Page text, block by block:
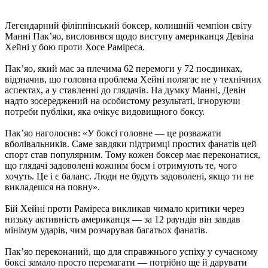
Легендарний філіппінський боксер, колишній чемпіон світу
Манні Пак’яо, висловився щодо виступу американця Девіна
Хейні у бою проти Хосе Раміреса.
Пак’яо, який має за плечима 62 перемоги у 72 поєдинках,
відзначив, що головна проблема Хейні полягає не у технічних
аспектах, а у ставленні до глядачів. На думку Манні, Девін
надто зосереджений на особистому результаті, ігноруючи
потреби публіки, яка очікує видовищного боксу.
Пак’яо наголосив: «У боксі головне — це розважати
вболівальників. Саме завдяки підтримці простих фанатів цей
спорт став популярним. Тому кожен боксер має переконатися,
що глядачі задоволені кожним боєм і отримують те, чого
хочуть. Це і є баланс. Люди не будуть задоволені, якщо ти не
викладешся на повну».
Бій Хейні проти Раміреса викликав чимало критики через
низьку активність американця — за 12 раундів він завдав
мінімум ударів, чим розчарував багатьох фанатів.
Пак’яо переконаний, що для справжнього успіху у сучасному
боксі замало просто перемагати — потрібно ще й дарувати